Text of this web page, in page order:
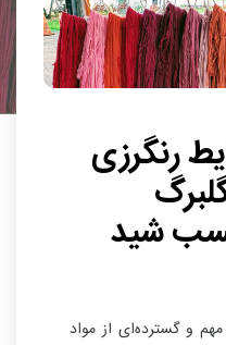
رنگرزی
شید
و گسترده‌ای از مواد